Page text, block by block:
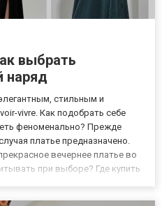
выбрать
наряд
стильным и
vivre. Как подобрать себе
феноменально? Прежде
платье предназначено.
вечернее платье во
при выборе? Где купить